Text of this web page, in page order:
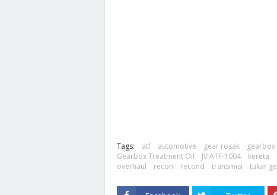
Tags: atf automotive gear rosak gearbox
Gearbox Treatment Oil
JV ATF-1004 kereta
overhaul
recon recond transmisi tukar